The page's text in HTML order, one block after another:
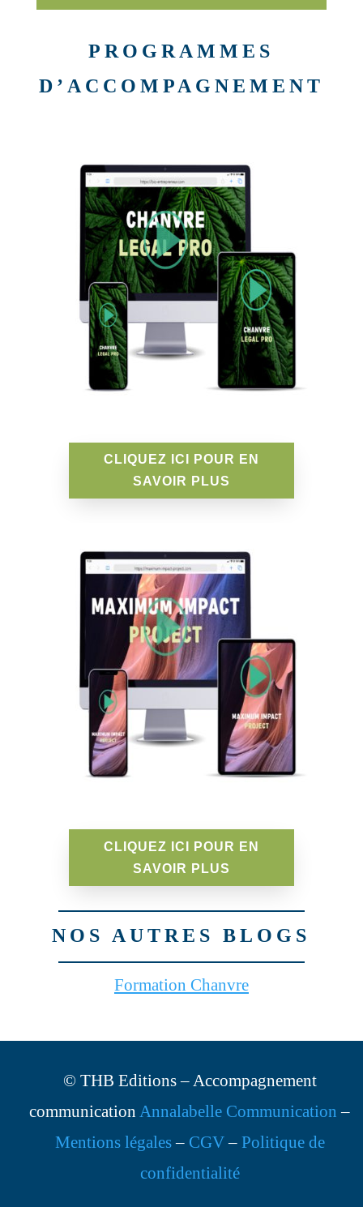
PROGRAMMES
D’ACCOMPAGNEMENT
CLIQUEZ ICI POUR EN
SAVOIR PLUS
CLIQUEZ ICI POUR EN
SAVOIR PLUS
NOS AUTRES BLOGS
Formation Chanvre
© THB Editions – Accompagnement
communication Annalabelle Communication –
Mentions légales– CGV– Politique de
confidentialité